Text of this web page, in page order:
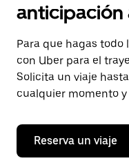
y
selecciona
una
fecha.
Presiona
la
tecla Esc
para
el
calendario.
anticipación
Para que hagas todo
con Uber para el
Solicita un viaje
cualquier momento
Reserva un viaje